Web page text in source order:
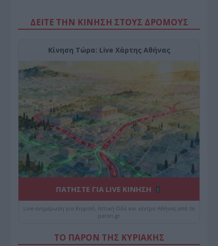
ΔΕΙΤΕ ΤΗΝ ΚΙΝΗΣΗ ΣΤΟΥΣ ΔΡΌΜΟΥΣ
Κίνηση Τώρα: Live Χάρτης Αθήνας
ΠΑΤΗΣΤΕ ΓΙΑ LIVE ΚΙΝΗΣΗ
Live ενημέρωση για Κηφισό, Αττική Οδό και κέντρο Αθήνας από το
paron.gr
ΤΟ ΠΑΡΟΝ ΤΗΣ ΚΥΡΙΑΚΗΣ